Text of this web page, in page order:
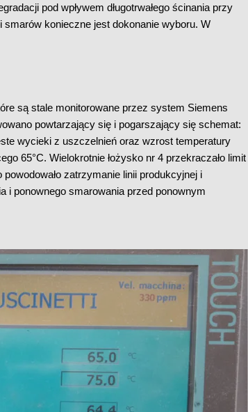
pod wpływem długotrwałego ścinania przy
konieczne jest dokonanie wyboru. W
są stale monitorowane przez system Siemens
powtarzający się i pogarszający się schemat:
wycieki z uszczelnień oraz wzrost temperatury
65°C. Wielokrotnie łożysko nr 4 przekraczało limit
zatrzymanie linii produkcyjnej i
i ponownego smarowania przed ponownym